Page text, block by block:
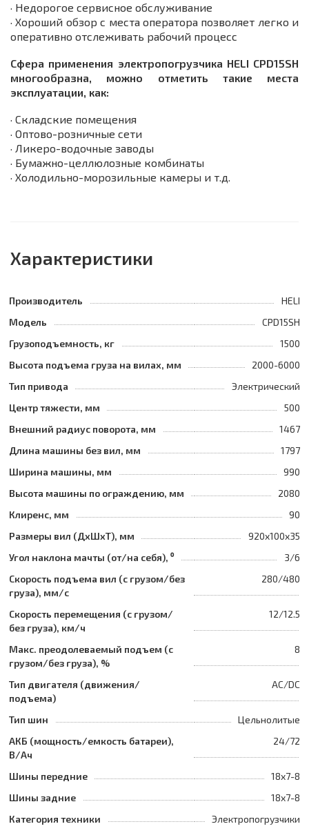
· Недорогое сервисное обслуживание
· Хороший обзор с места оператора позволяет легко и
оперативно отслеживать рабочий процесс
Сфера применения электропогрузчика HELI CPD15SH
многообразна, можно отметить такие места
эксплуатации, как:
· Складские помещения
· Оптово-розничные сети
· Ликеро-водочные заводы
· Бумажно-целлюлозные комбинаты
· Холодильно-морозильные камеры и т.д.
Характеристики
Производитель
HELI
Модель
CPD15SH
Грузоподъемность, кг
1500
Высота подъема груза на вилах, мм
2000-6000
Тип привода
Электрический
Центр тяжести, мм
500
Внешний радиус поворота, мм
1467
Длина машины без вил, мм
1797
Ширина машины, мм
990
Высота машины по ограждению, мм
2080
Клиренс, мм
90
Размеры вил (ДхШхТ), мм
920x100x35
Угол наклона мачты (от/на себя), ⁰
3/6
Скорость подъема вил (с грузом/без
груза), мм/с
280/480
Скорость перемещения (с грузом/
без груза), км/ч
12/12.5
Макс. преодолеваемый подъем (с
грузом/без груза), %
8
Тип двигателя (движения/
подъема)
AC/DC
Тип шин
Цельнолитые
АКБ (мощность/емкость батареи),
В/Ач
24/72
Шины передние
18x7-8
Шины задние
18x7-8
Категория техники
Электропогрузчики